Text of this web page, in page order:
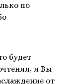
по
будет
и Вы
от